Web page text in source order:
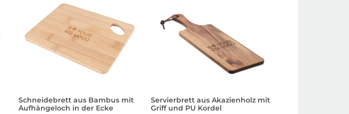
Schneidebrett aus Bambus mit
Aufhängeloch in der Ecke
Servierbrett aus Akazienholz mit
Griff und PU Kordel